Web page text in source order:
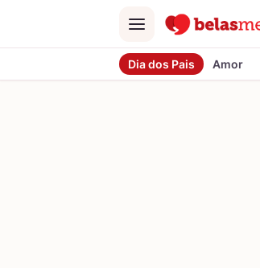
Menu
Dia dos Pais Amor